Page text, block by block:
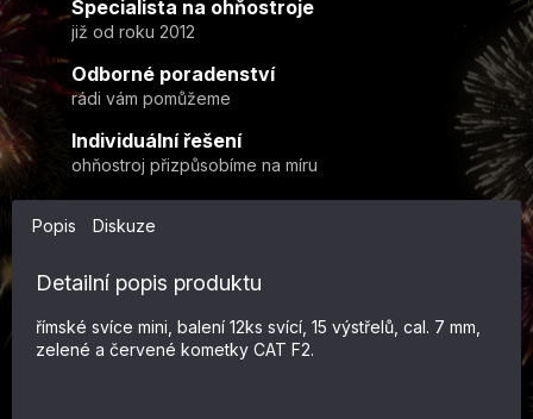
Specialista na ohňostroje
již od roku 2012
Odborné poradenství
rádi vám pomůžeme
Individuální řešení
ohňostroj přizpůsobíme na míru
Popis Diskuze
Detailní popis produktu
římské svíce mini, balení 12ks svící, 15 výstřelů, cal. 7 mm,
zelené a červené kometky CAT F2.